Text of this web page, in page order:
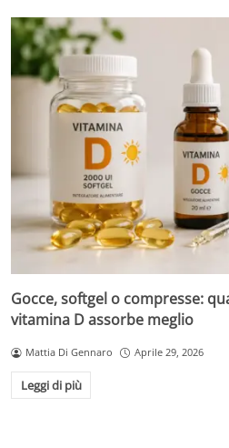
Gocce, softgel o compresse:
vitamina D assorbe meglio
Mattia Di Gennaro Aprile 29, 2026
Leggi di più